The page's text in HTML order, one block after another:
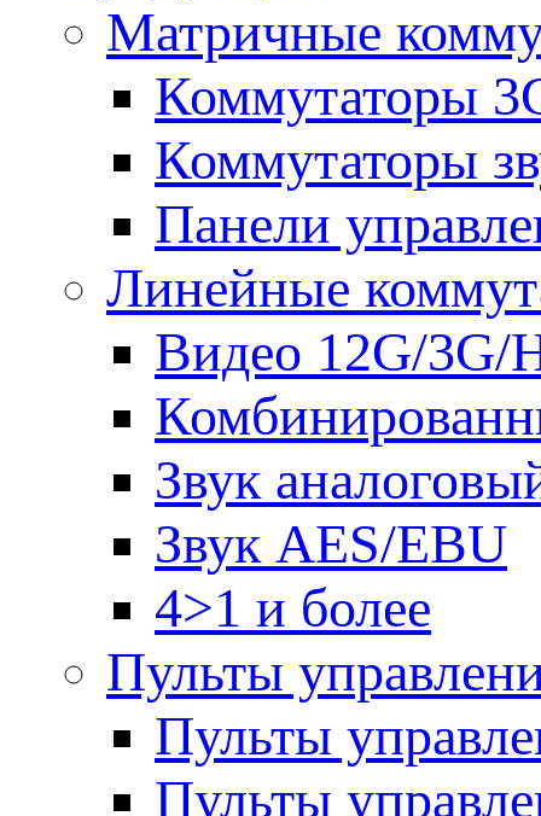
Матричные
Коммутаторы
Коммутаторы
Панели
Линейные
Видео 12G/3G/
Звук
Звук AES/EBU
4>1 и более
Пульты
Пульты
Пульты